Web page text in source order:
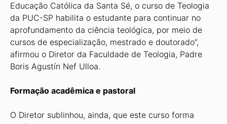
Educação Católica da Santa Sé, o curso de Teologia
da PUC-SP habilita o estudante para continuar no
aprofundamento da ciência teológica, por meio de
cursos de especialização, mestrado e doutorado”,
afirmou o Diretor da Faculdade de Teologia, Padre
Boris Agustín Nef Ulloa.
Formação acadêmica e pastoral
O Diretor sublinhou, ainda, que este curso forma